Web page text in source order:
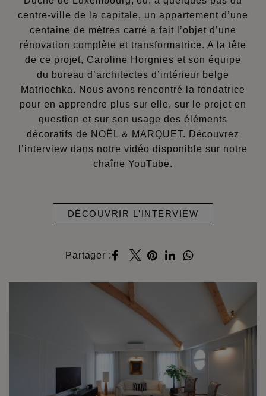
centre-ville de la capitale, un appartement d’une
centaine de mètres carré a fait l’objet d’une
rénovation complète et transformatrice. A la tête
de ce projet, Caroline Horgnies et son équipe
du bureau d’architectes d’intérieur belge
Matriochka. Nous avons rencontré la fondatrice
pour en apprendre plus sur elle, sur le projet en
question et sur son usage des éléments
décoratifs de NOËL & MARQUET. Découvrez
l’interview dans notre vidéo disponible sur notre
chaîne YouTube.
DÉCOUVRIR L'INTERVIEW
Partager :